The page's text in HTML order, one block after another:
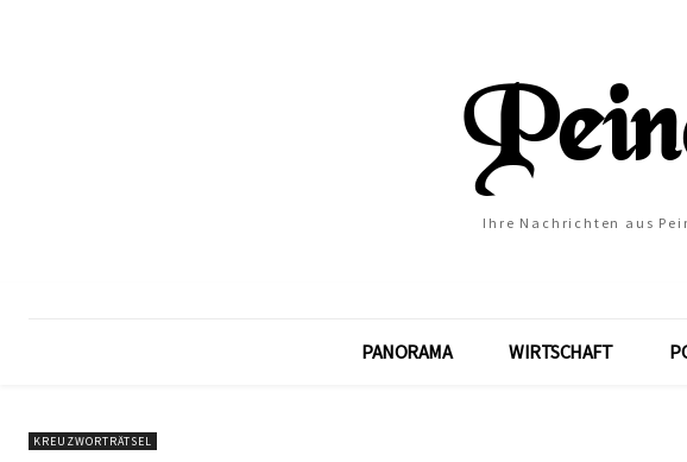
Ihre Nachrichten aus
PANORAMA WIRTSCHAFT
KREUZWORTRÄTSEL